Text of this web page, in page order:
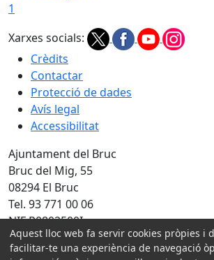
1
Xarxes socials:
Crèdits
Contactar
Protecció de dades
Avís legal
Accessibilitat
Ajuntament del Bruc
Bruc del Mig, 55
08294 El Bruc
Tel. 93 771 00 06
NIF P0802500I
Amb la col·laboració de:
Aquest lloc web fa servir cookies pròpies i
facilitar-te una experiència de navegació